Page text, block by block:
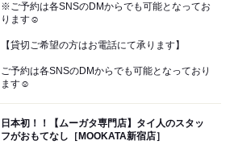
※ご予約は各SNSのDMからでも可能となってお
ります☺︎
【貸切ご希望の方はお電話にて承ります】
ご予約は各SNSのDMからでも可能となっており
ます☺︎
日本初！！【ムーガタ専門店】タイ人のスタッ
フがおもてなし［MOOKATA新宿店］